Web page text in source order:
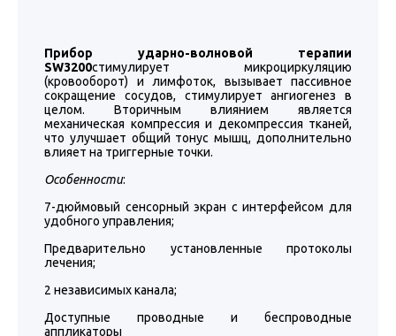
Прибор ударно-волновой терапии
SW3200стимулирует микроциркуляцию
(кровооборот) и лимфоток, вызывает пассивное
сокращение сосудов, стимулирует ангиогенез в
целом. Вторичным влиянием является
механическая компрессия и декомпрессия тканей,
что улучшает общий тонус мышц, дополнительно
влияет на триггерные точки.
Особенности:
7-дюймовый сенсорный экран с интерфейсом для
удобного управления;
Предварительно установленные протоколы
лечения;
2 независимых канала;
Доступные проводные и беспроводные
аппликаторы